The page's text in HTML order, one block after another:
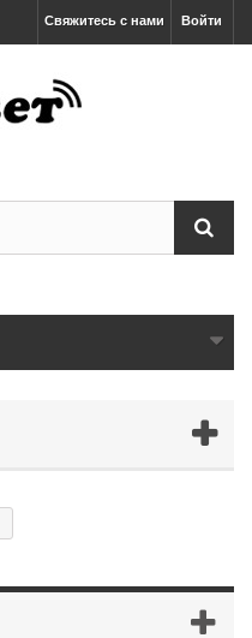
Войти
Свяжитесь с нами